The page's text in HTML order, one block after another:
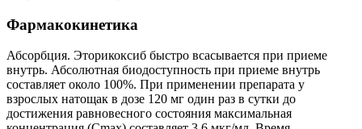
Фармакокинетика
Абсорбция. Эторикоксиб быстро всасывается при приеме
внутрь. Абсолютная биодоступность при приеме внутрь
составляет около 100%. При применении препарата у
взрослых натощак в дозе 120 мг один раз в сутки до
достижения равновесного состояния максимальная